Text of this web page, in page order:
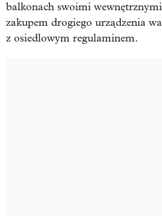
balkonach swoimi
zakupem drogiego urządzenia
z osiedlowym regulaminem.